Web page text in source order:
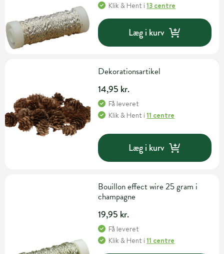
Klik & Hent i13 centre
Læg i kurv
Dekorationsartikel
14,95 kr.
Få leveret
Klik & Hent i11 centre
Læg i kurv
Bouillon effect wire 25 gram i
champagne
19,95 kr.
Få leveret
Klik & Hent i11 centre